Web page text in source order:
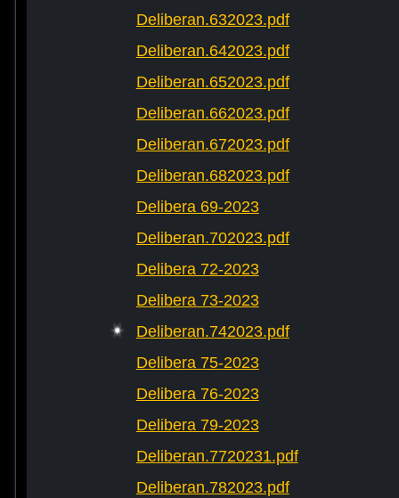
Deliberan.632023.pdf
Deliberan.642023.pdf
Deliberan.652023.pdf
Deliberan.662023.pdf
Deliberan.672023.pdf
Deliberan.682023.pdf
Delibera 69-2023
Deliberan.702023.pdf
Delibera 72-2023
Delibera 73-2023
Deliberan.742023.pdf
Delibera 75-2023
Delibera 76-2023
Delibera 79-2023
Deliberan.7720231.pdf
Deliberan.782023.pdf